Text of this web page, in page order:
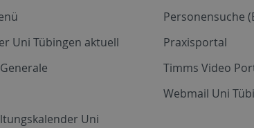
Uni Tübingen aktuell
Uni
Personensuche
Praxisportal
Timms Video
Webmail Uni